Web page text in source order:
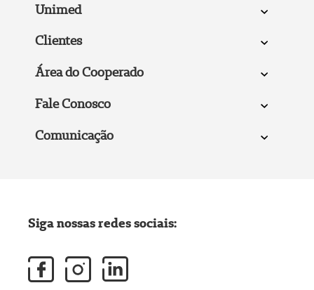
Unimed
Clientes
Área do Cooperado
Fale Conosco
Comunicação
Siga nossas redes sociais: